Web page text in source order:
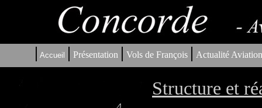
| Accueil | Présentation | Vols de François | Actualité
Structure et